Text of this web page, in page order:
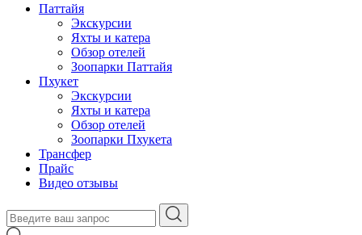
Паттайя
Экскурсии
Яхты и катера
Обзор отелей
Зоопарки Паттайя
Пхукет
Экскурсии
Яхты и катера
Обзор отелей
Зоопарки Пхукета
Трансфер
Прайс
Видео отзывы